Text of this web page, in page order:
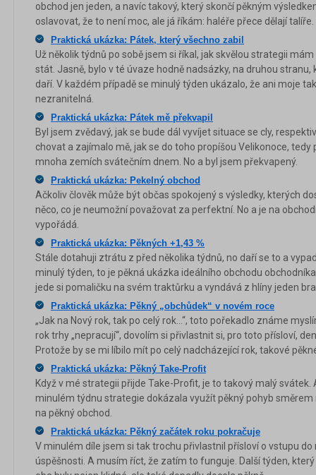
obchod jen jeden, a navíc takový, který skončí pěkným
oslavovat, že to není moc, ale já říkám: haléře přece dělají talíře.
Praktická ukázka: Pátek, který všechno zabil
Už několik týdnů po sobě jsem si říkal, jak skvělou strategii
stát. Jasně, bylo v té úvaze hodně nadsázky, na druhou stranu,
daří. V každém případě se minulý týden ukázalo, že ani moje
nezranitelná.
Praktická ukázka: Pátek mě překvapil
Byl jsem zvědavý, jak se bude dál vyvíjet situace se cly,
chovat a zajímalo mě, jak se do toho propíšou Velikonoce,
mnoha zemích svátečním dnem. No a byl jsem překvapený.
Praktická ukázka: Pekelný obchod
Ačkoliv člověk může být občas spokojený s výsledky, kterých
něco, co je neumožní považovat za perfektní. No a je na
vypořádá.
Praktická ukázka: Pěkných +1,43 %
Stále dotahuji ztrátu z před několika týdnů, no daří se to a
minulý týden, to je pěkná ukázka ideálního obchodu
jede si pomaličku na svém traktůrku a vyndává z hlíny jeden
Praktická ukázka: Pěkný „obchůdek“ v novém roce
„Jak na Nový rok, tak po celý rok...“, toto pořekadlo známe
rok trhy „nepracují“, dovolím si přivlastnit si, pro toto přísloví,
Protože by se mi líbilo mít po celý nadcházející rok, takové
Praktická ukázka: Pěkný Take-Profit
Když v mé strategii přijde Take-Profit, je to takový malý svátek.
minulém týdnu strategie dokázala využít pěkný pohyb
na pěkný obchod.
Praktická ukázka: Pěkný začátek roku pokračuje
V minulém díle jsem si tak trochu přivlastnil přísloví o vstupu
úspěšnosti. A musím říct, že zatím to funguje. Další týden,